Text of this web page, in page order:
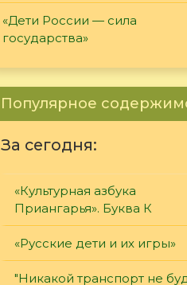
«Дети России — сила
государства»
Популярное
За сегодня:
«Культурная азбука
Приангарья». Буква К
«Русские дети и их игры»
"Никакой транспорт не